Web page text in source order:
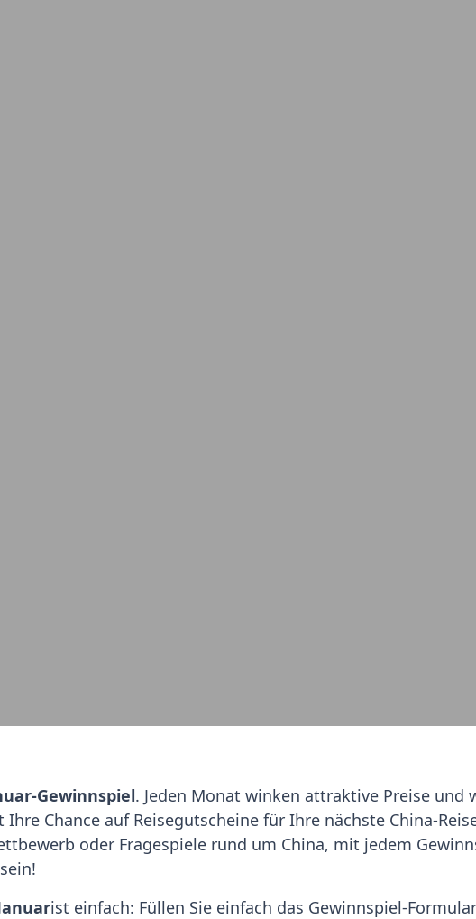
Gewinnspiel. Jeden Monat winken attraktive Preise und
Chance auf Reisegutscheine für Ihre nächste China-
oder Fragespiele rund um China, mit jedem
ist einfach: Füllen Sie einfach das Gewinnspiel-